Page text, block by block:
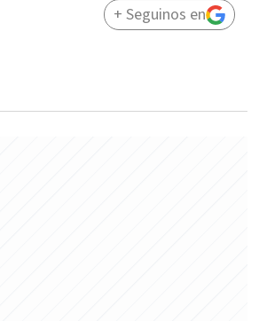
+ Seguinos en